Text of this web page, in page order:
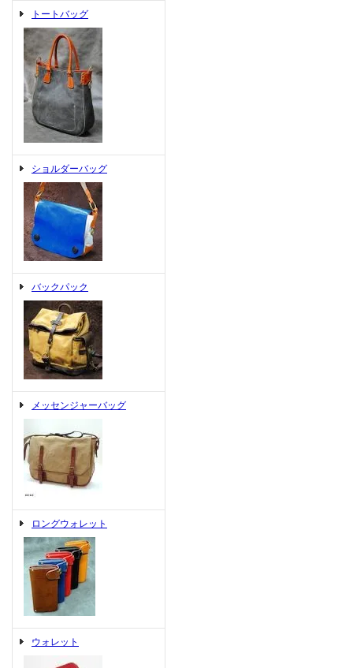
トートバッグ
ショルダーバッグ
バックパック
メッセンジャーバッグ
ロングウォレット
ウォレット